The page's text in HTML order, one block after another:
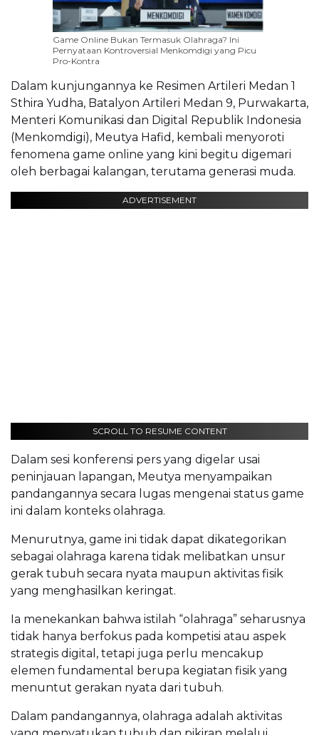
Game Online Bukan Termasuk Olahraga? Ini
Pernyataan Kontroversial Menkomdigi yang Picu
Pro-Kontra
Dalam kunjungannya ke Resimen Artileri Medan 1
Sthira Yudha, Batalyon Artileri Medan 9, Purwakarta,
Menteri Komunikasi dan Digital Republik Indonesia
(Menkomdigi), Meutya Hafid, kembali menyoroti
fenomena game online yang kini begitu digemari
oleh berbagai kalangan, terutama generasi muda.
ADVERTISEMENT
SCROLL TO RESUME CONTENT
Dalam sesi konferensi pers yang digelar usai
peninjauan lapangan, Meutya menyampaikan
pandangannya secara lugas mengenai status game
ini dalam konteks olahraga.
Menurutnya, game ini tidak dapat dikategorikan
sebagai olahraga karena tidak melibatkan unsur
gerak tubuh secara nyata maupun aktivitas fisik
yang menghasilkan keringat.
Ia menekankan bahwa istilah “olahraga” seharusnya
tidak hanya berfokus pada kompetisi atau aspek
strategis digital, tetapi juga perlu mencakup
elemen fundamental berupa kegiatan fisik yang
menuntut gerakan nyata dari tubuh.
Dalam pandangannya, olahraga adalah aktivitas